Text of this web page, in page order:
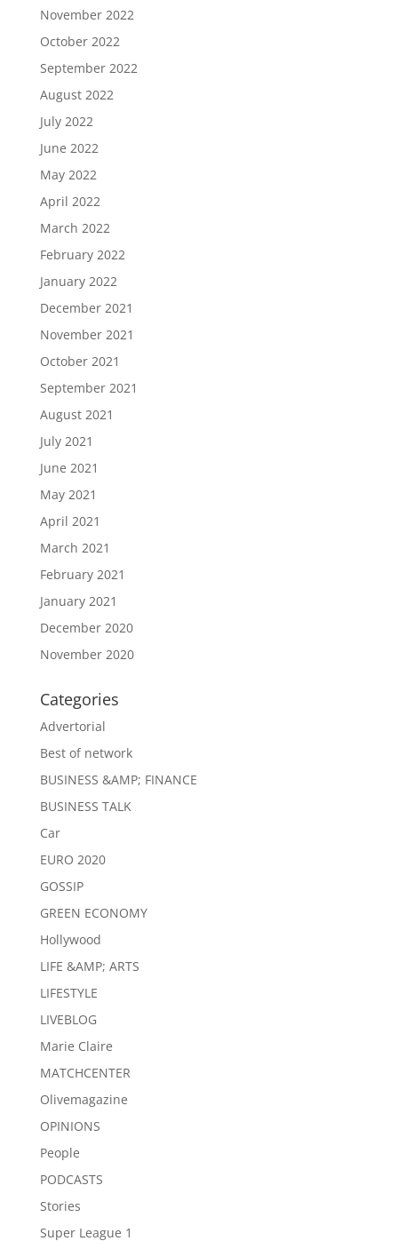
November 2022
October 2022
September 2022
August 2022
July 2022
June 2022
May 2022
April 2022
March 2022
February 2022
January 2022
December 2021
November 2021
October 2021
September 2021
August 2021
July 2021
June 2021
May 2021
April 2021
March 2021
February 2021
January 2021
December 2020
November 2020
Categories
Advertorial
Best of network
BUSINESS &AMP; FINANCE
BUSINESS TALK
Car
EURO 2020
GOSSIP
GREEN ECONOMY
Hollywood
LIFE &AMP; ARTS
LIFESTYLE
LIVEBLOG
Marie Claire
MATCHCENTER
Olivemagazine
OPINIONS
People
PODCASTS
Stories
Super League 1